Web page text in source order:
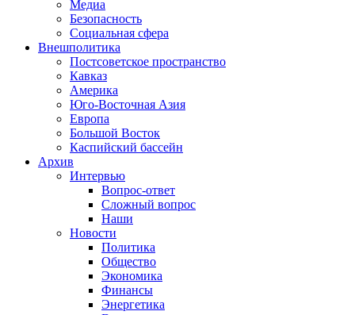
Медиа
Безопасность
Социальная сфера
Внешполитика
Постсоветское пространство
Кавказ
Америка
Юго-Восточная Азия
Европа
Большой Восток
Каспийский бассейн
Архив
Интервью
Вопрос-ответ
Сложный вопрос
Наши
Новости
Политика
Общество
Экономика
Финансы
Энергетика